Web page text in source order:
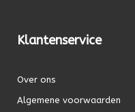
Klantenservice
Over ons
Algemene voorwaarden